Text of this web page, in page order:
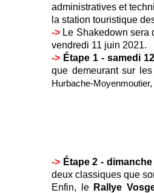
administratives et
la station touristique
-> Le Shakedown sera
vendredi 11 juin 2021.
-> Étape 1 - samedi
que demeurant sur
Hurbache-
-> Étape 2 -
deux classiques que
Enfin, le Rallye